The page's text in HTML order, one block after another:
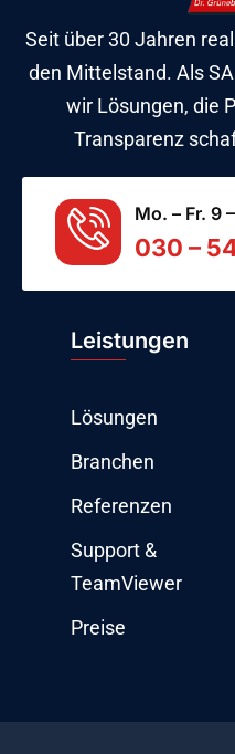
Seit über 30 Jahren
den Mittelstand. Als
wir Lösungen, die
Transparenz
Mo. – Fr. 9
030 –
Leistungen
Lösungen
Branchen
Referenzen
Support &
TeamViewer
Preise